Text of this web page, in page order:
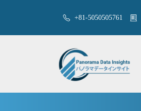
+81-5050505761